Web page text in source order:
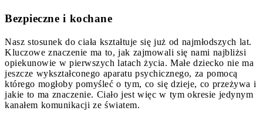
Bezpieczne i kochane
Nasz stosunek do ciała kształtuje się już od najmłodszych lat.
Kluczowe znaczenie ma to, jak zajmowali się nami najbliżsi
opiekunowie w pierwszych latach życia. Małe dziecko nie ma
jeszcze wykształconego aparatu psychicznego, za pomocą
którego mogłoby pomyśleć o tym, co się dzieje, co przeżywa i
jakie to ma znaczenie. Ciało jest więc w tym okresie jedynym
kanałem komunikacji ze światem.